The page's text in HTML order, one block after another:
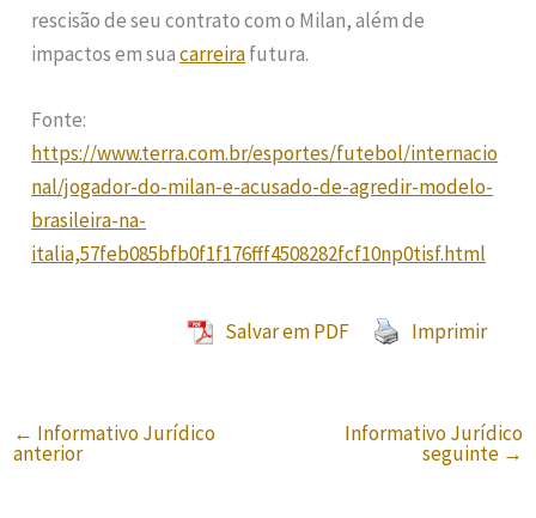
rescisão de seu contrato com o Milan, além de
impactos em suacarreirafutura.
Fonte:
https://www.terra.com.br/esportes/futebol/internacio
nal/jogador-do-milan-e-acusado-de-agredir-modelo-
brasileira-na-
italia,57feb085bfb0f1f176fff4508282fcf10np0tisf.html
Salvar em PDF Imprimir
← Informativo Jurídico
anterior
Informativo Jurídico
seguinte →